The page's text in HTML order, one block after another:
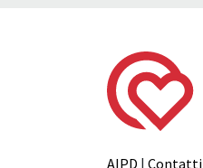
AIPD | Contatti